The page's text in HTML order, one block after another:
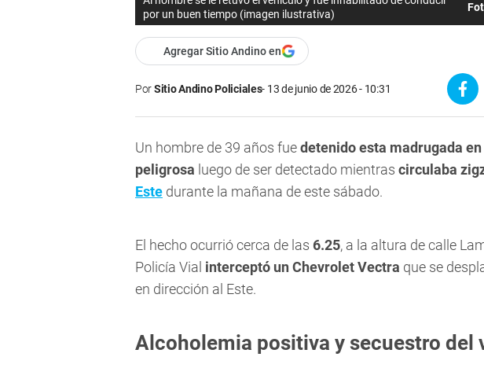
por un buen tiempo (imagen ilustrativa)
Agregar Sitio Andino en
PorSitio Andino Policiales 13 de junio de 2026 - 10:31
Un hombre de 39 años fuedetenido esta madrugada
peligrosa luego de ser detectado mientras circulaba
Este durante la mañana de este sábado.
El hecho ocurrió cerca de las 6.25, a la altura de calle
Policía Vial interceptó un Chevrolet Vectra que se
en dirección al Este.
Alcoholemia positiva y secuestro del